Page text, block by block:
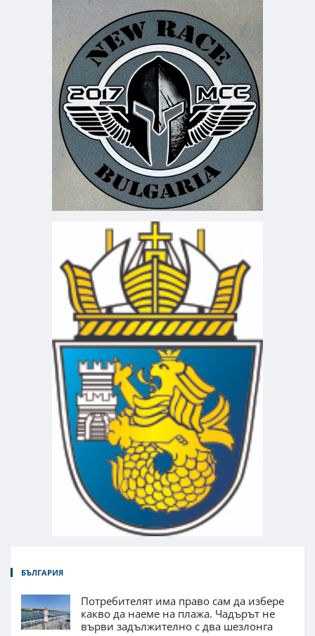
БЪЛГАРИЯ
Потребителят има право сам да избере
какво да наеме на плажа. Чадърът не
върви задължително с два шезлонга